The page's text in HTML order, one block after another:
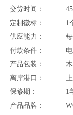
交货时间：
定制徽标：
1
供应能力：
付款条件：
产品包装：
离岸港口：
保修期：
1
产品品牌：